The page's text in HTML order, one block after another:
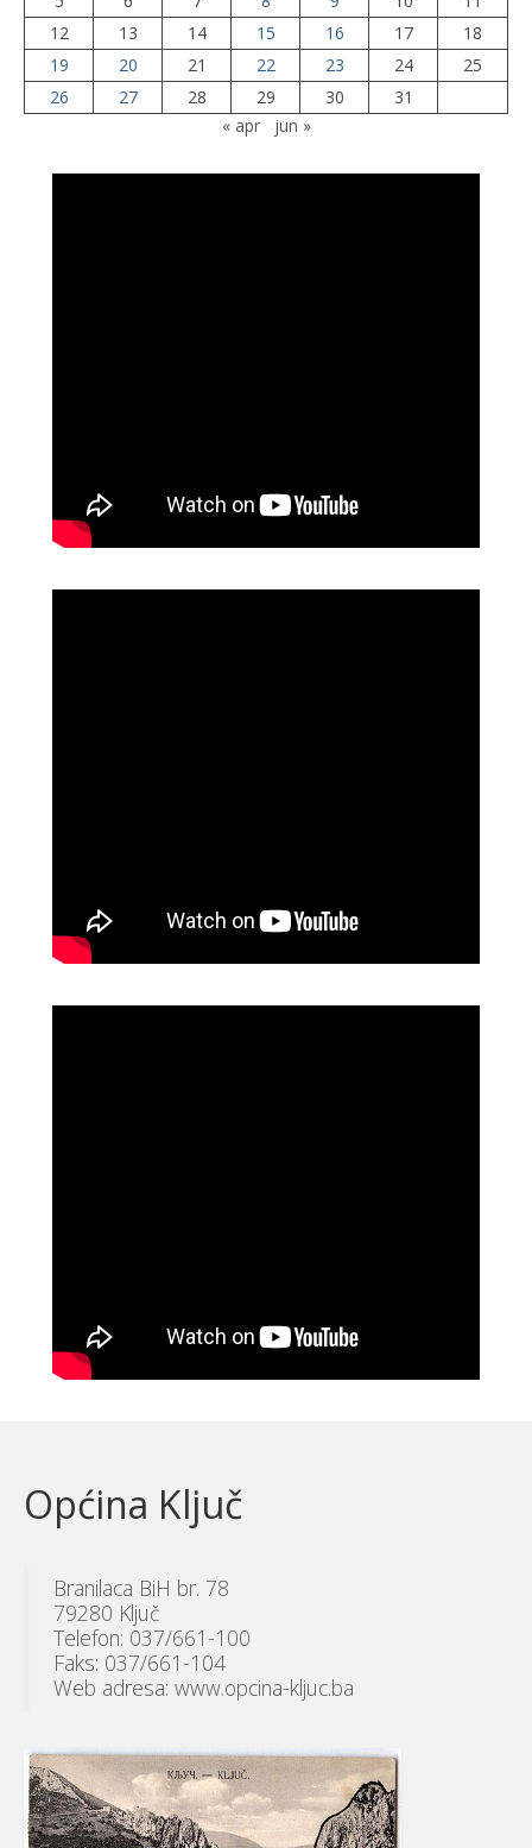
12
13 14 15 16 17
18
19
20 21 22 23 24
25
26
27 28 29 30
31
« apr
jun »
Općina Ključ
Branilaca BiH br. 78
79280 Ključ
Telefon: 037/661-100
Faks: 037/661-104
Web adresa: www.opcina-kljuc.ba